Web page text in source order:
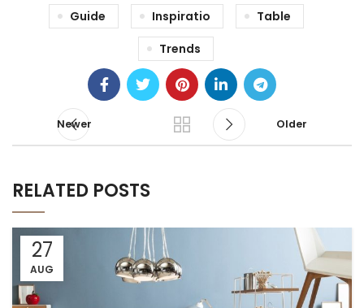
Guide Inspiratio
Table
Trends
Newer Older
RELATED POSTS
27
AUG